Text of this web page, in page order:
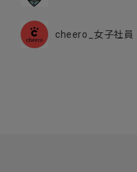
cheero_女子社員